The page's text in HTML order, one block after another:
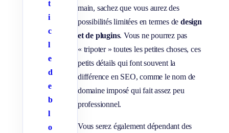
t
i
c
l
e
d
e
b
l
o
main, sachez que vous aurez des
possibilités limitées en termes de design
et de plugins. Vous ne pourrez pas
« tripoter » toutes les petites choses, ces
petits détails qui font souvent la
différence en SEO, comme le nom de
domaine imposé qui fait assez peu
professionnel.
Vous serez également dépendant des